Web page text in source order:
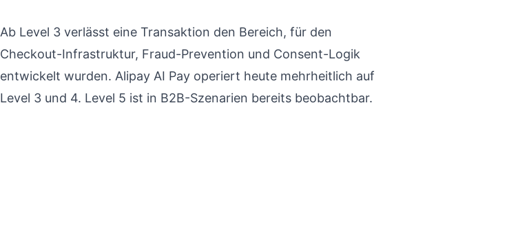
Ab Level 3 verlässt eine Transaktion den Bereich, für den
Checkout-Infrastruktur, Fraud-Prevention und Consent-Logik
entwickelt wurden. Alipay AI Pay operiert heute mehrheitlich auf
Level 3 und 4. Level 5 ist in B2B-Szenarien bereits beobachtbar.